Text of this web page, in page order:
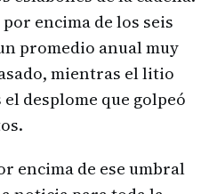
encima de los seis
promedio anual muy
mientras el litio
desplome que golpeó
encima de ese umbral